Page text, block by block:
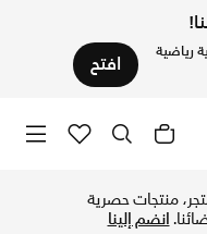
رياضية افتح
منتجات حصرية
انضم إلينا